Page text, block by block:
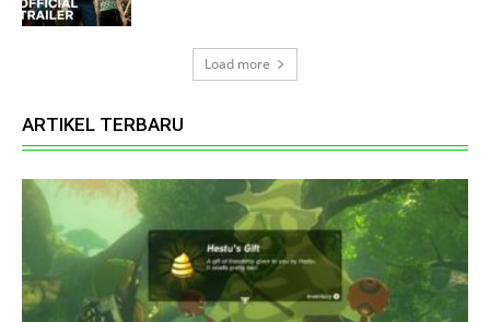
Load more
ARTIKEL TERBARU